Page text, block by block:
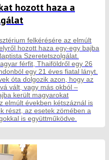
hozott haza a
felkérésére az elmúlt
hozott haza egy-egy bajba
Szeretetszolgálat.
férfit, Thaiföldről egy 26
egy 21 éves fiatal lányt.
óta dolgozik azon, hogy az
vált, vagy más okból –
került magyarokat
elmúlt években kétszáznál is
részt, az esetek zömében a
is együttműködve.